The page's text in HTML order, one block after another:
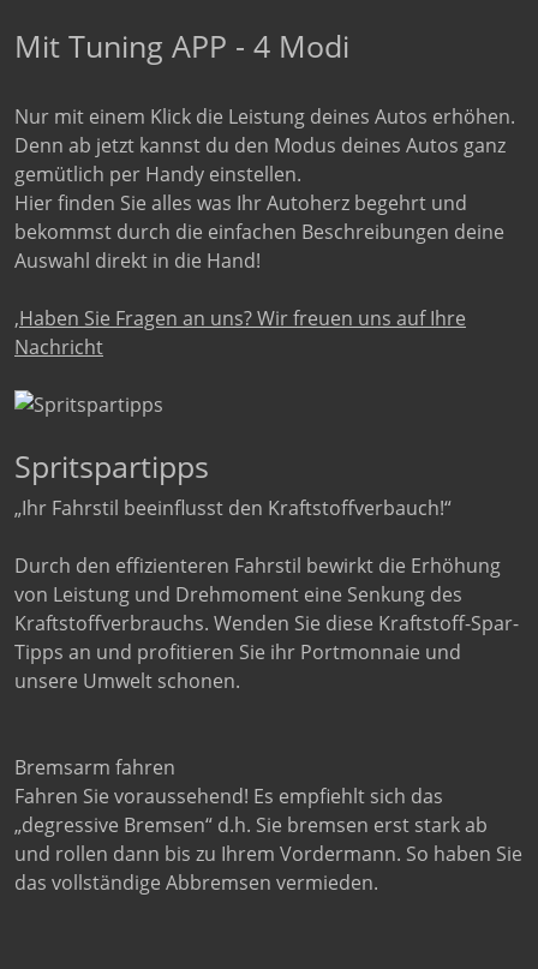
Mit Tuning APP - 4 Modi
Nur mit einem Klick die Leistung deines Autos erhöhen.
Denn ab jetzt kannst du den Modus deines Autos ganz
gemütlich per Handy einstellen.
Hier finden Sie alles was Ihr Autoherz begehrt und
bekommst durch die einfachen Beschreibungen deine
Auswahl direkt in die Hand!
,Haben Sie Fragen an uns? Wir freuen uns auf Ihre
Nachricht
Spritspartipps
„Ihr Fahrstil beeinflusst den Kraftstoffverbauch!“
Durch den effizienteren Fahrstil bewirkt die Erhöhung
von Leistung und Drehmoment eine Senkung des
Kraftstoffverbrauchs. Wenden Sie diese Kraftstoff-Spar-
Tipps an und profitieren Sie ihr Portmonnaie und
unsere Umwelt schonen.
Bremsarm fahren
Fahren Sie voraussehend! Es empfiehlt sich das
„degressive Bremsen“ d.h. Sie bremsen erst stark ab
und rollen dann bis zu Ihrem Vordermann. So haben Sie
das vollständige Abbremsen vermieden.